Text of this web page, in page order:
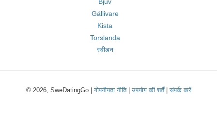
Gällivare
Kista
Torslanda
स्वीडन
© 2026, SweDatingGo |गोपनीयता नीति|उपयोग की शर्तें|संपर्क करें